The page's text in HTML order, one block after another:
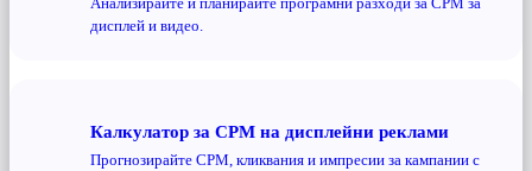
дисплей и видео.
Калкулатор за CPM на дисплейни реклами
Прогнозирайте CPM, кликвания и импресии за кампании с